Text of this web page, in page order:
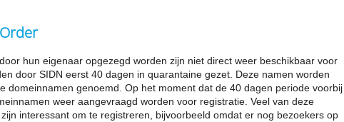
hun eigenaar opgezegd worden zijn niet direct weer beschikbaar voor
door SIDN eerst 40 dagen in quarantaine gezet. Deze namen worden
domeinnamen genoemd. Op het moment dat de 40 dagen periode voorbij
weer aangevraagd worden voor registratie. Veel van deze
interessant om te registreren, bijvoorbeeld omdat er nog bezoekers op